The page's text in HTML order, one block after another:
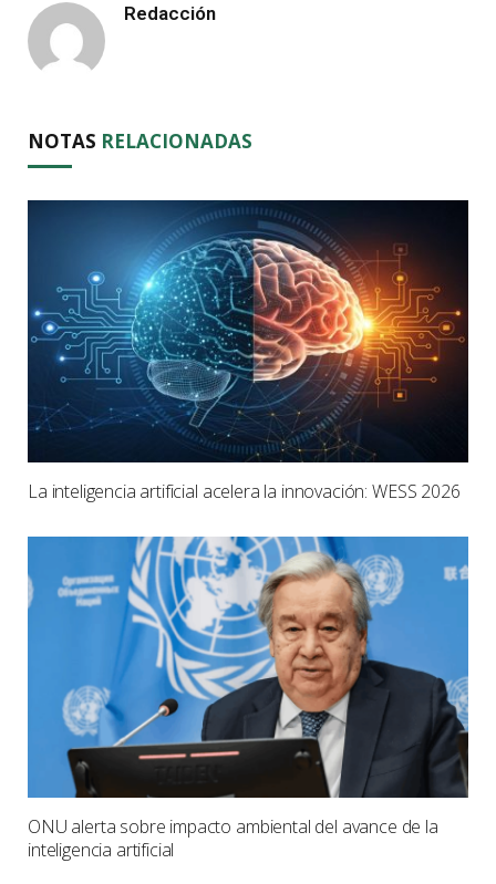
Redacción
NOTAS RELACIONADAS
La inteligencia artificial acelera la innovación: WESS 2026
ONU alerta sobre impacto ambiental del avance de la
inteligencia artificial